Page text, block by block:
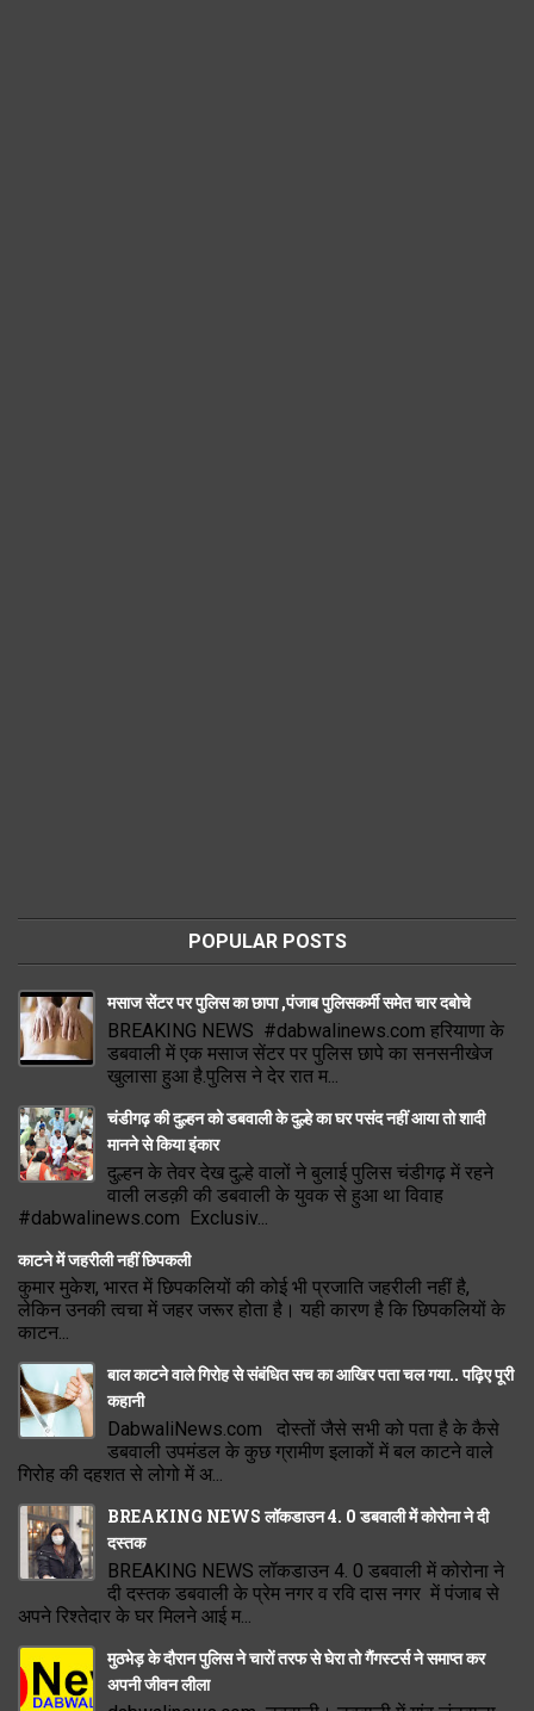
POPULAR POSTS
मसाज सेंटर पर पुलिस का छापा ,पंजाब पुलिसकर्मी समेत चार दबोचे
BREAKING NEWS #dabwalinews.com हरियाणा के
डबवाली में एक मसाज सेंटर पर पुलिस छापे का सनसनीखेज
खुलासा हुआ है.पुलिस ने देर रात म...
चंडीगढ़ की दुल्हन को डबवाली के दुल्हे का घर पसंद नहीं आया तो शादी
मानने से किया इंकार
दुल्हन के तेवर देख दुल्हे वालों ने बुलाई पुलिस चंडीगढ़ में रहने
वाली लडक़ी की डबवाली के युवक से हुआ था विवाह
#dabwalinews.com Exclusiv...
काटने में जहरीली नहीं छिपकली
कुमार मुकेश, भारत में छिपकलियों की कोई भी प्रजाति जहरीली नहीं है,
लेकिन उनकी त्वचा में जहर जरूर होता है। यही कारण है कि छिपकलियों के
काटन...
बाल काटने वाले गिरोह से संबंधित सच का आखिर पता चल गया.. पढ़िए पूरी
कहानी
DabwaliNews.com दोस्तों जैसे सभी को पता है के कैसे
डबवाली उपमंडल के कुछ ग्रामीण इलाकों में बल काटने वाले
गिरोह की दहशत से लोगो में अ...
BREAKING NEWS लॉकडाउन 4. 0 डबवाली में कोरोना ने दी
दस्तक
BREAKING NEWS लॉकडाउन 4. 0 डबवाली में कोरोना ने
दी दस्तक डबवाली के प्रेम नगर व रवि दास नगर में पंजाब से
अपने रिश्तेदार के घर मिलने आई म...
मुठभेड़ के दौरान पुलिस ने चारों तरफ से घेरा तो गैंगस्टर्स ने समाप्त कर
अपनी जीवन लीला